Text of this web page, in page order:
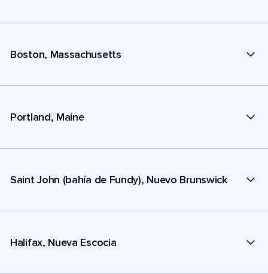
Boston, Massachusetts
Portland, Maine
Saint John (bahía de Fundy), Nuevo Brunswick
Halifax, Nueva Escocia